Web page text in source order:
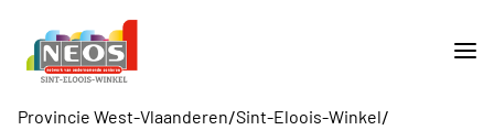
Provincie West-Vlaanderen/Sint-Eloois-Winkel/